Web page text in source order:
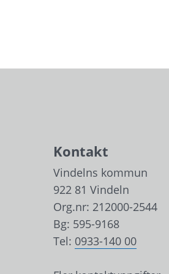
Kontakt
Vindelns kommun
922 81 Vindeln
Org.nr: 212000-2544
Bg: 595-9168
Tel: 0933-140 00